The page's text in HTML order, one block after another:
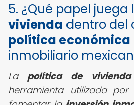
5. ¿Qué papel juega
vivienda dentro del
política económica
inmobiliario
La política de vivienda
herramienta utilizada